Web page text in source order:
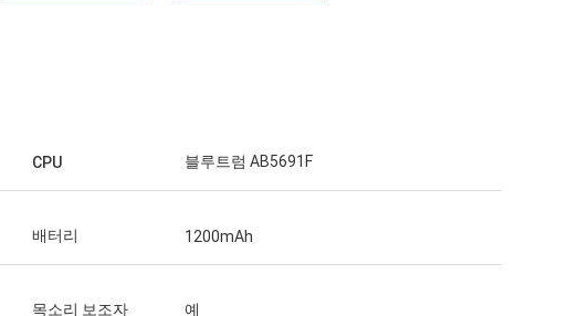
CPU 블루트럼 AB5691F
배터리 1200mAh
목소리 보조자 예